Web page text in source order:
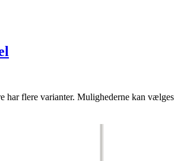
har flere varianter. Mulighederne kan vælges